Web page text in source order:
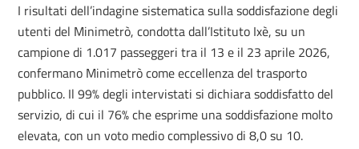
I risultati dell’indagine sistematica sulla soddisfazione degli
utenti del Minimetrò, condotta dall’Istituto Ixè, su un
campione di 1.017 passeggeri tra il 13 e il 23 aprile 2026,
confermano Minimetrò come eccellenza del trasporto
pubblico. Il 99% degli intervistati si dichiara soddisfatto del
servizio, di cui il 76% che esprime una soddisfazione molto
elevata, con un voto medio complessivo di 8,0 su 10.